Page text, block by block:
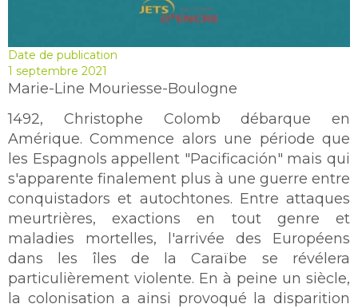
Date de publication
1 septembre 2021
Marie-Line Mouriesse-Boulogne
1492, Christophe Colomb débarque en
Amérique. Commence alors une période que
les Espagnols appellent "Pacificación" mais qui
s'apparente finalement plus à une guerre entre
conquistadors et autochtones. Entre attaques
meurtrières, exactions en tout genre et
maladies mortelles, l'arrivée des Européens
dans les îles de la Caraïbe se révélera
particulièrement violente. En à peine un siècle,
la colonisation a ainsi provoqué la disparition